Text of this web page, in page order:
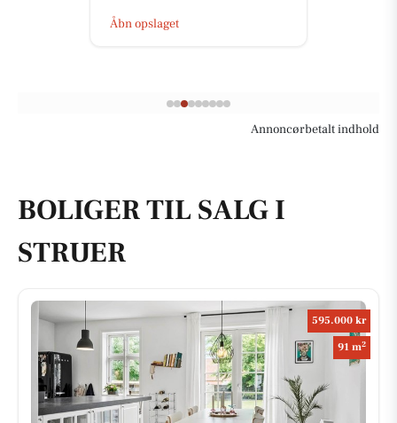
Åbn opslaget
Annoncørbetalt indhold
BOLIGER TIL SALG I
STRUER
595.000 kr
91 m2